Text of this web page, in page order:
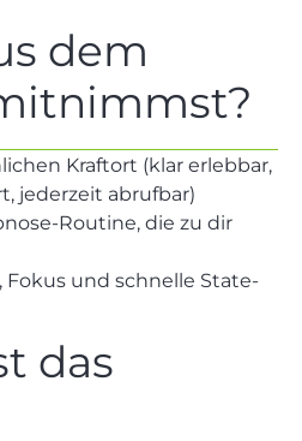
dem
Kraftort (klar erlebbar,
jederzeit abrufbar)
Routine, die zu dir
Fokus und schnelle State-
das